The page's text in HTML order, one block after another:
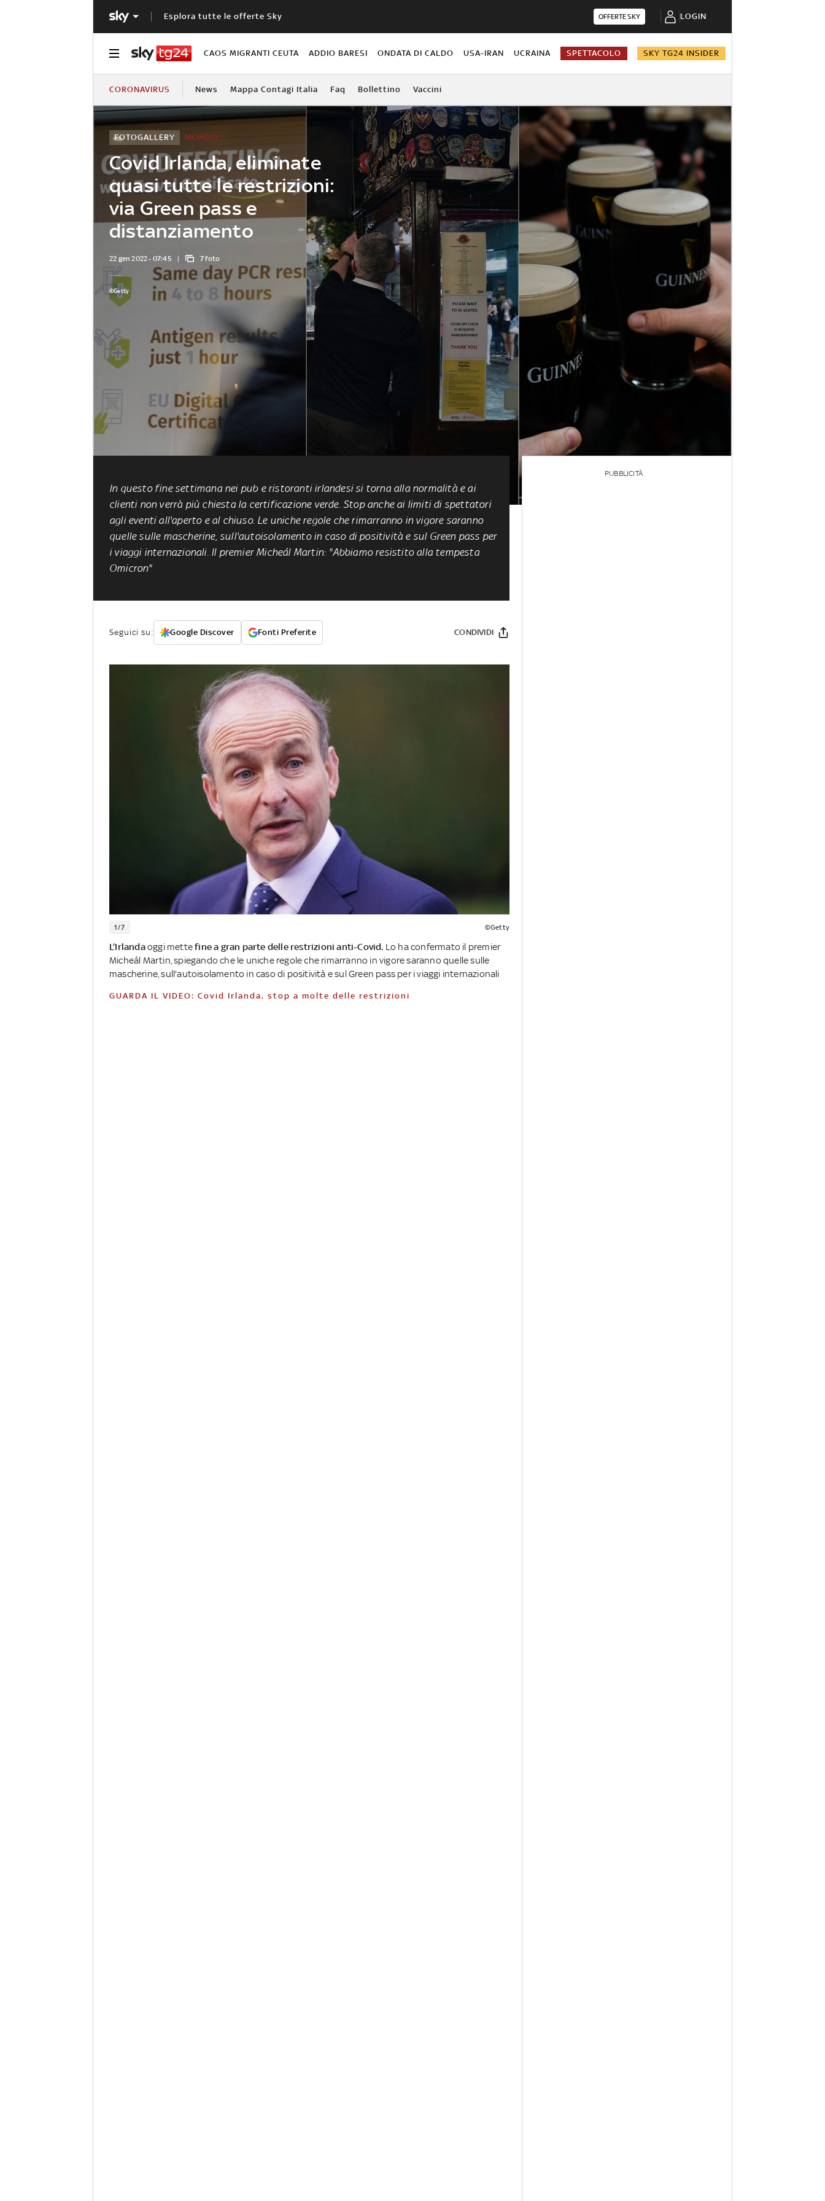
Esplora tutte le offerte Sky OFFERTE SKY LOGIN
CAOS MIGRANTI CEUTA ADDIO BARESI ONDATA DI CALDO USA-IRAN UCRAINA SPETTACOLO SKY TG24 INSIDER
CORONAVIRUS News Mappa Contagi Italia Faq Bollettino Vaccini
Covid Irlanda, eliminate
quasi tutte le restrizioni:
via Green pass e
distanziamento
MONDO
FOTOGALLERY
22 gen 2022 - 07:45 7 foto
©Getty
In questo fine settimana nei pub e ristoranti irlandesisi torna alla normalità e ai
clienti non verrà più chiesta la certificazione verde. Stop anche ai limiti di spettatori
agli eventi all'aperto e al chiuso. Le uniche regole che rimarranno in vigore saranno
quelle sulle mascherine, sull'autoisolamento in caso di positività e sul Green pass per
i viaggi internazionali. Il premier Micheál Martin: "Abbiamo resistito alla tempesta
Omicron"
Seguici su: Google Discover Fonti Preferite CONDIVIDI
1/7 ©Getty
L’Irlandaoggi mettefine a gran parte delle restrizioni anti-Covid. Lo ha confermato il premier
Micheál Martin, spiegando che le uniche regole che rimarranno in vigore saranno quelle sulle
mascherine, sull'autoisolamento in caso di positività e sul Green pass per i viaggi internazionali
GUARDA IL VIDEO: Covid Irlanda, stop a molte delle restrizioni
PUBBLICITÀ